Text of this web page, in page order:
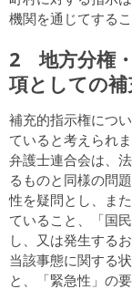
機関を通じてする
2 地方分権
項としての
補充的指示権につ
ていると考えられ
弁護士連合会は、
るものと同様の問
性を疑問とし、ま
ていること、「国
し、又は発生する
当該事態に関する
と、「緊急性」の